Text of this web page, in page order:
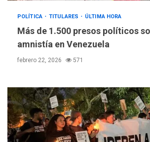
POLÍTICA TITULARES ÚLTIMA HORA
Más de 1.500 presos políticos
amnistía en Venezuela
febrero 22, 2026 571